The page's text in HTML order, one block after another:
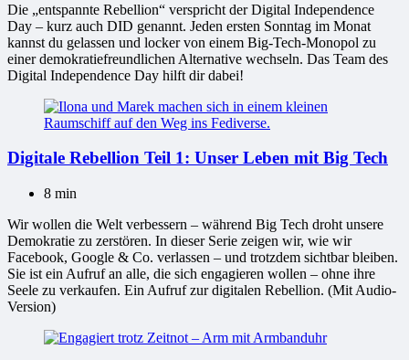
Die „entspannte Rebellion“ verspricht der Digital Independence
Day – kurz auch DID genannt. Jeden ersten Sonntag im Monat
kannst du gelassen und locker von einem Big-Tech-Monopol zu
einer demokratiefreundlichen Alternative wechseln. Das Team des
Digital Independence Day hilft dir dabei!
Digitale Rebellion Teil 1: Unser Leben mit Big Tech
8 min
Wir wollen die Welt verbessern – während Big Tech droht unsere
Demokratie zu zerstören. In dieser Serie zeigen wir, wie wir
Facebook, Google & Co. verlassen – und trotzdem sichtbar bleiben.
Sie ist ein Aufruf an alle, die sich engagieren wollen – ohne ihre
Seele zu verkaufen. Ein Aufruf zur digitalen Rebellion. (Mit Audio-
Version)